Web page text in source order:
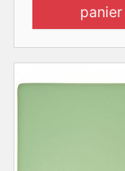
panier